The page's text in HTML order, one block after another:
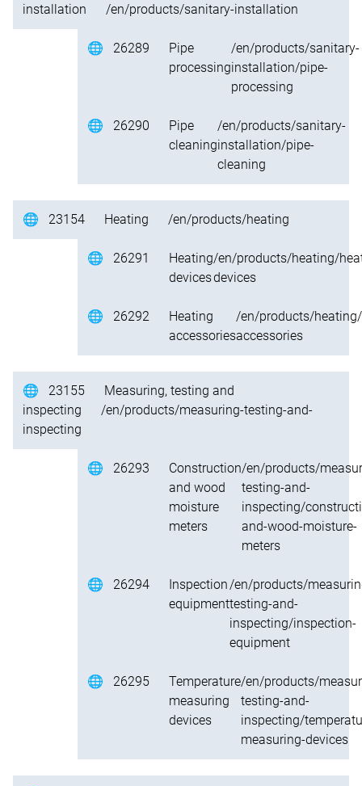
installation /en/products/sanitary-installation
🌐 26289
Pipe
processing
/en/products/sanitary-
installation/pipe-
processing
🌐 26290
Pipe
cleaning
/en/products/sanitary-
installation/pipe-
cleaning
🌐 23154 Heating /en/products/heating
🌐 26291
Heating
devices
/en/products/heating/
devices
🌐 26292
Heating
accessories
/en/products/
accessories
🌐 23155
Measuring, testing and
inspecting
/en/products/measuring-testing-and-
inspecting
🌐 26293
Construction
and wood
moisture
meters
/en/products/
testing-and-
inspecting/
and-wood-moisture-
meters
🌐 26294
Inspection
equipment
/en/products/
testing-and-
inspecting/inspection-
equipment
🌐 26295
Temperature
measuring
devices
/en/products/
testing-and-
inspecting/
measuring-devices